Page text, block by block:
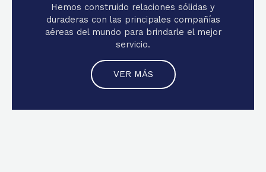
Hemos construido relaciones sólidas y
duraderas con las principales compañías
aéreas del mundo para brindarle el mejor
servicio.
VER MÁS